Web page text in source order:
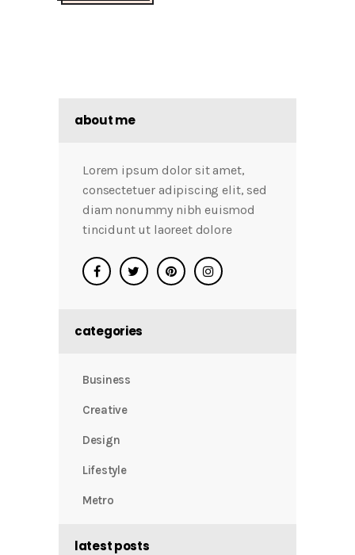
about me
Lorem ipsum dolor sit amet,
consectetuer adipiscing elit, sed
diam nonummy nibh euismod
tincidunt ut laoreet dolore
categories
Business
Creative
Design
Lifestyle
Metro
latest posts